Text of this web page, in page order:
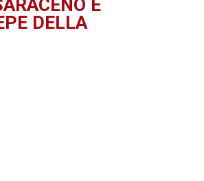
E
DELLA